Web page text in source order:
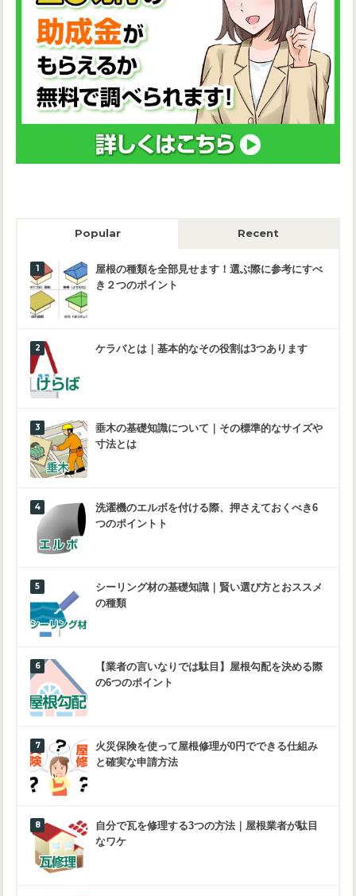
Popular Recent
屋根の種類を全部見せます！選ぶ際に参考にすべ
き２つのポイント
ケラバとは｜基本的なその役割は3つあります
垂木の基礎知識について｜その標準的なサイズや
寸法とは
洗濯機のエルボを付ける際、押さえておくべき6
つのポイントト
シーリング材の基礎知識｜賢い選び方とおススメ
の種類
【業者の言いなりでは駄目】屋根勾配を決める際
の6つのポイント
火災保険を使って屋根修理が0円でできる仕組み
と確実な申請方法
自分で瓦を修理する3つの方法｜屋根業者が駄目
なワケ